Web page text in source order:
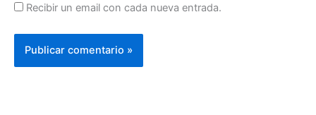
Recibir un email con cada nueva entrada.